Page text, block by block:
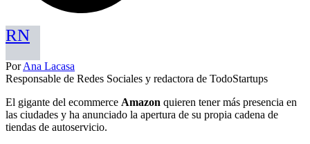
RN
PorAna Lacasa
Responsable de Redes Sociales y redactora de TodoStartups
El gigante del ecommerce Amazon quieren tener más presencia en
las ciudades y ha anunciado la apertura de su propia cadena de
tiendas de autoservicio.